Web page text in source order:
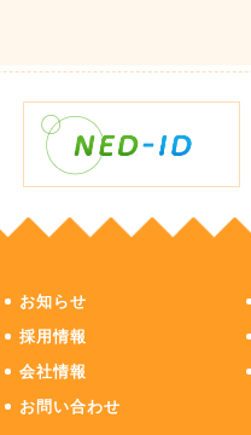
お知らせ
採用情報
会社情報
お問い合わせ